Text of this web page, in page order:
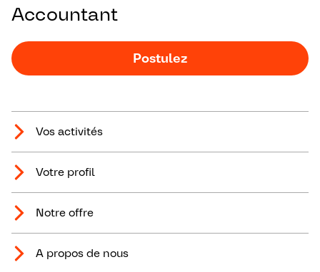
Accountant
Postulez
Vos activités
Votre profil
Notre offre
A propos de nous